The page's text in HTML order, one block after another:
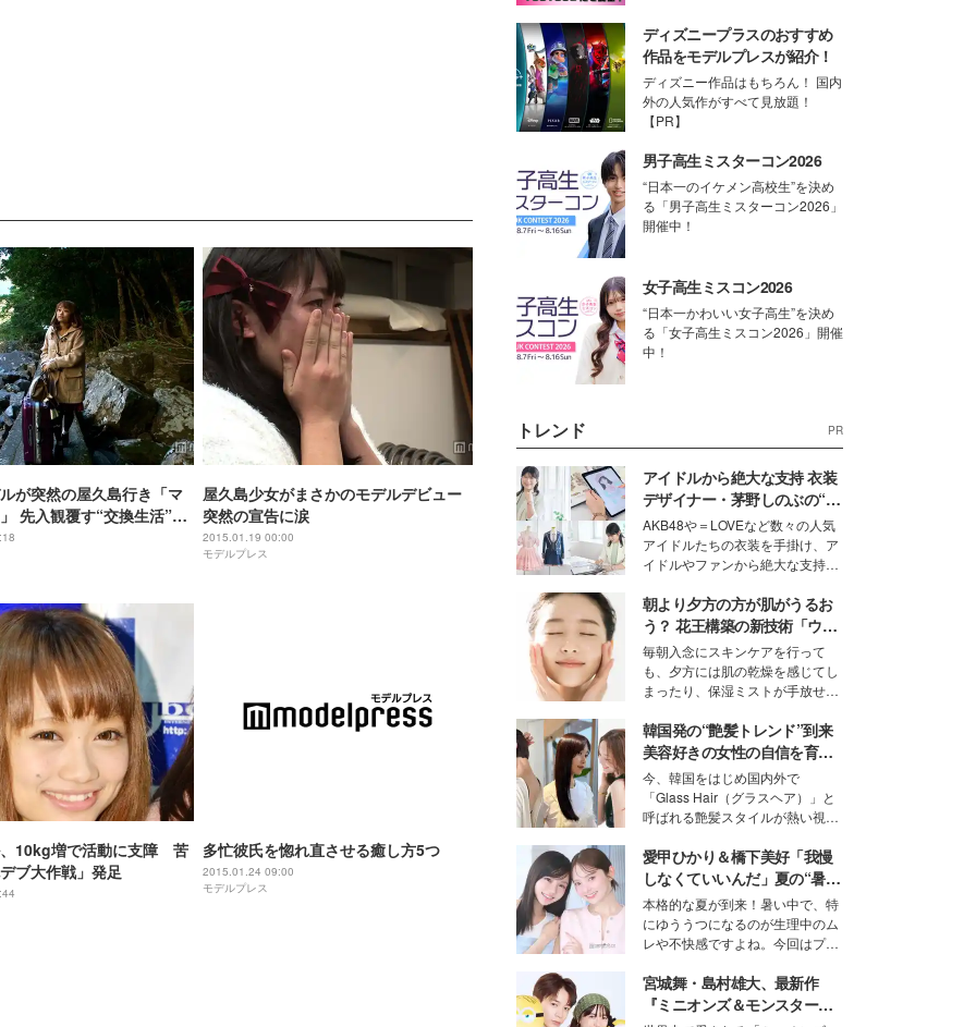
が突然の屋久島行き「マ
先入観覆す“交換生活”で
屋久島少女がまさかのモデルデビュー
突然の宣告に涙
2015.01.19 00:00
モデルプレス
10kg増で活動に支障 苦
ブ大作戦」発足
多忙彼氏を惚れ直させる癒し方5つ
2015.01.24 09:00
モデルプレス
ディズニープラスのおすすめ
作品をモデルプレスが紹介！
ディズニー作品はもちろん！ 国内
外の人気作がすべて見放題！
【PR】
男子高生ミスターコン2026
“日本一のイケメン高校生”を決め
る「男子高生ミスターコン2026」
開催中！
女子高生ミスコン2026
“日本一かわいい女子高生”を決め
る「女子高生ミスコン2026」開催
中！
トレンド PR
アイドルから絶大な支持 衣装
デザイナー・茅野しのぶの“可
愛い”を作る美学＜「シチズン
クロスシー」インタビュー＞
AKB48や＝LOVEなど数々の人気
アイドルたちの衣装を手掛け、ア
イドルやファンから絶大な支持を
取締役兼クリエイティブディレク
ター・茅野しのぶ。一人ひとりの
個性に寄り添い、魅力を引き出す
衣装作りは、多くの女性たちに勇
気と自信を与え続けている。
朝より夕方の方が肌がうるお
う？ 花王構築の新技術「ウォ
ーターキャプチャリングスキ
ン（捕水肌）」がスキンケア
の常識を変える予感
毎朝入念にスキンケアを行って
も、夕方には肌の乾燥を感じてし
まったり、保湿ミストが手放せな
な美容の常識を大きく変える可能
性を秘めた、革新的な「Water
Capturing Skin（ウォーターキャ
プチャリングスキン：捕水肌）」
技術を、花王が構築した。
韓国発の“艶髪トレンド”到来
美容好きの女性の自信を育む
「ヘアケア事情」って？
今、韓国をはじめ国内外で
「Glass Hair（グラスヘア）」と
呼ばれる艶髪スタイルが熱い視線
ションの完成度を高めるベースと
して、“髪そのものの美しさ”に改
めて注目する人が増えている様
子。今回は、そんな憧れの艶やか
な髪を日常で叶える、美容好きの
女性たちのヘアケア事情を紹介し
ます。
愛甲ひかり＆橋下美好「我慢
しなくていいんだ」夏の“暑さ
対策”の新しい選択肢とは？
本格的な夏が到来！暑い中で、特
にゆううつになるのが生理中のム
レや不快感ですよね。今回はプラ
モデル・愛甲ひかりさんと橋下美
好さんを迎えて本音で女子会トー
ク。猛暑のお出かけを快適に過ご
宮城舞・島村雄大、最新作
『ミニオンズ＆モンスター